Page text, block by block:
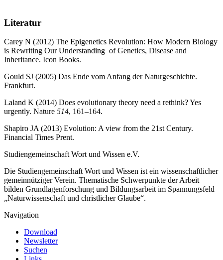
Literatur
Carey N (2012) The Epigenetics Revolution: How Modern Biology
is Rewriting Our Understanding of Genetics, Disease and
Inheritance. Icon Books.
Gould SJ (2005) Das Ende vom Anfang der Naturgeschichte.
Frankfurt.
Laland K (2014) Does evolutionary theory need a rethink? Yes
urgently. Nature 514, 161–164.
Shapiro JA (2013) Evolution: A view from the 21st Century.
Financial Times Prent.
Studiengemeinschaft Wort und Wissen e.V.
Die Studiengemeinschaft Wort und Wissen ist ein wissenschaftlicher
gemeinnütziger Verein. Thematische Schwerpunkte der Arbeit
bilden Grundlagenforschung und Bildungsarbeit im Spannungsfeld
„Naturwissenschaft und christlicher Glaube“.
Navigation
Download
Newsletter
Suchen